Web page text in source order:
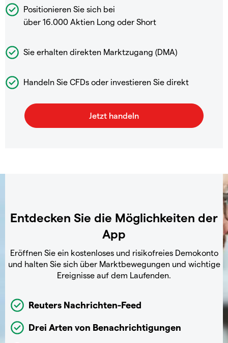
Positionieren Sie sich bei
über 16.000 Aktien Long oder Short
Sie erhalten direkten Marktzugang (DMA)
Handeln Sie CFDs oder investieren Sie direkt
Entdecken Sie die Möglichkeiten der
App
Eröffnen Sie ein kostenloses und risikofreies Demokonto
und halten Sie sich über Marktbewegungen und wichtige
Ereignisse auf dem Laufenden.
Reuters Nachrichten-Feed
Drei Arten von Benachrichtigungen